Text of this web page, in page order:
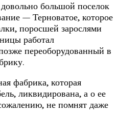
большой поселок
— Терноватое, которое
поросшей зарослями
работал
переоборудованный в
фабрика, которая
ликвидирована, а о ее
не помнят даже